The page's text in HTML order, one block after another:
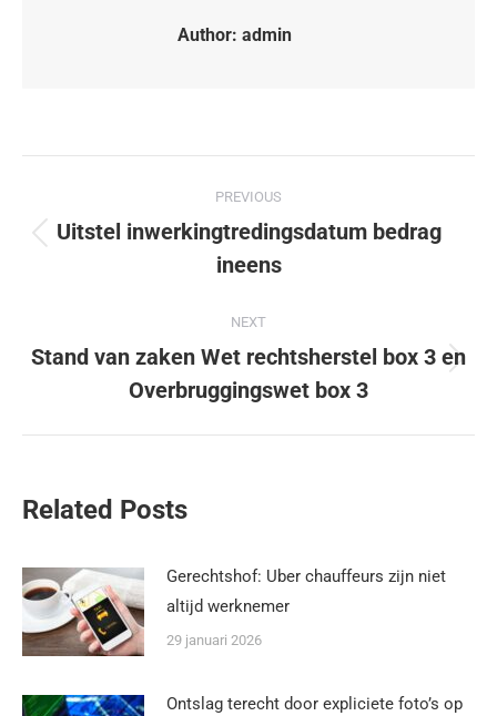
Author: admin
PREVIOUS
Uitstel inwerkingtredingsdatum bedrag
ineens
NEXT
Stand van zaken Wet rechtsherstel box 3 en
Overbruggingswet box 3
Related Posts
Gerechtshof: Uber chauffeurs zijn niet
altijd werknemer
29 januari 2026
Ontslag terecht door expliciete foto’s op